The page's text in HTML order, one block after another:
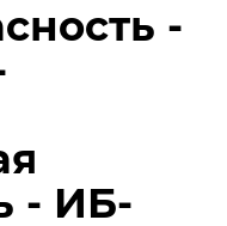
-
- ИБ-